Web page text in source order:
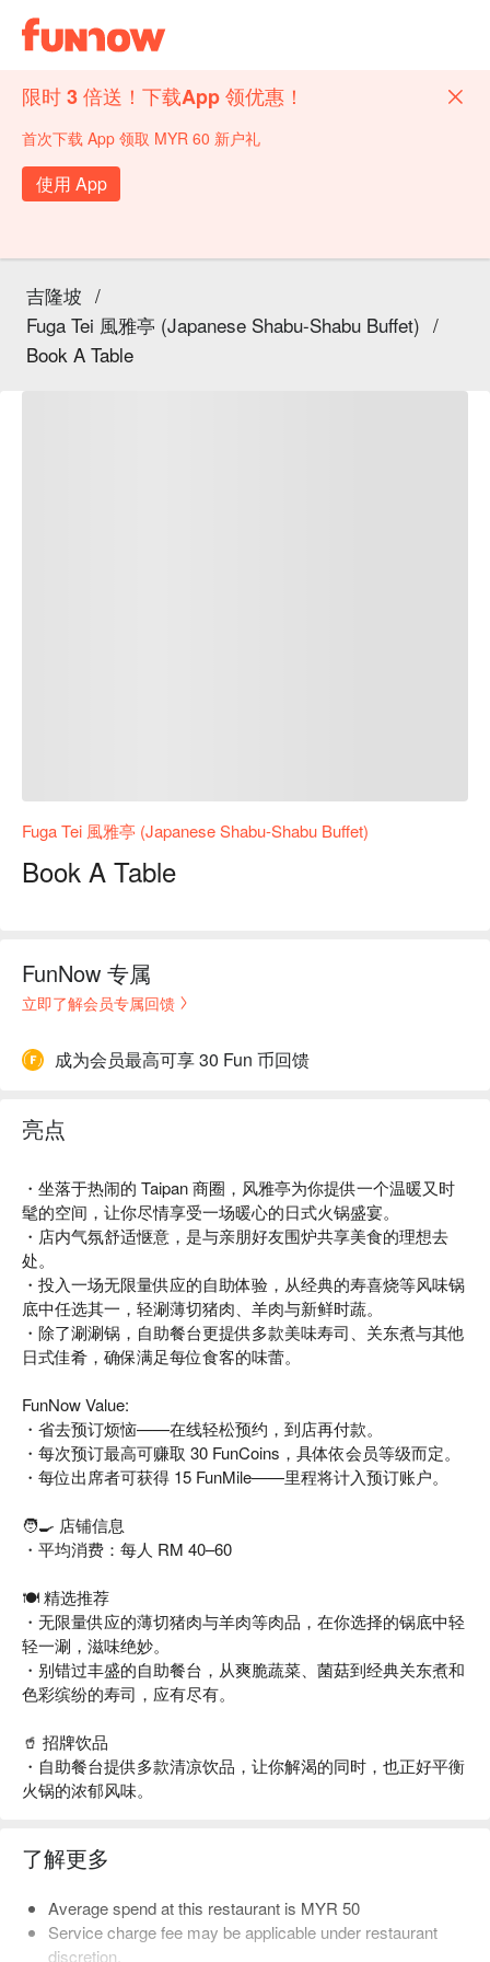
限时 3 倍送！下载App 领优惠！
首次下载 App 领取 MYR 60 新户礼
使用 App
吉隆坡 /
Fuga Tei 風雅亭 (Japanese Shabu-Shabu Buffet) /
Book A Table
Fuga Tei 風雅亭 (Japanese Shabu-Shabu Buffet)
Book A Table
FunNow 专属
立即了解会员专属回馈
成为会员最高可享 30 Fun 币回馈
亮点
・坐落于热闹的 Taipan 商圈，风雅亭为你提供一个温暖又时
髦的空间，让你尽情享受一场暖心的日式火锅盛宴。
・店内气氛舒适惬意，是与亲朋好友围炉共享美食的理想去
处。
・投入一场无限量供应的自助体验，从经典的寿喜烧等风味锅
底中任选其一，轻涮薄切猪肉、羊肉与新鲜时蔬。
・除了涮涮锅，自助餐台更提供多款美味寿司、关东煮与其他
日式佳肴，确保满足每位食客的味蕾。
FunNow Value:
・省去预订烦恼——在线轻松预约，到店再付款。
・每次预订最高可赚取 30 FunCoins，具体依会员等级而定。
・每位出席者可获得 15 FunMile——里程将计入预订账户。
🧑‍🍳 店铺信息
・平均消费：每人 RM 40–60
🍽️ 精选推荐
・无限量供应的薄切猪肉与羊肉等肉品，在你选择的锅底中轻
轻一涮，滋味绝妙。
・别错过丰盛的自助餐台，从爽脆蔬菜、菌菇到经典关东煮和
色彩缤纷的寿司，应有尽有。
🥤 招牌饮品
・自助餐台提供多款清凉饮品，让你解渴的同时，也正好平衡
火锅的浓郁风味。
了解更多
Average spend at this restaurant is MYR 50
Service charge fee may be applicable under restaurant
discretion.